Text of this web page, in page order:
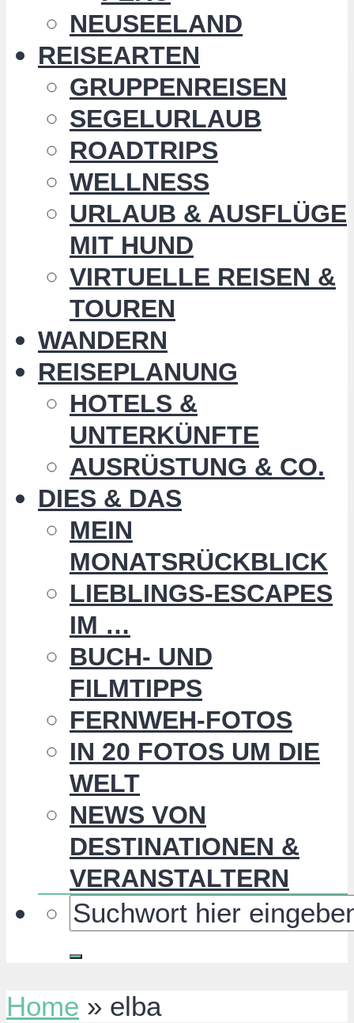
NEUSEELAND
REISEARTEN
GRUPPENREISEN
SEGELURLAUB
ROADTRIPS
WELLNESS
URLAUB & AUSFLÜGE
MIT HUND
VIRTUELLE REISEN &
TOUREN
WANDERN
REISEPLANUNG
HOTELS &
UNTERKÜNFTE
AUSRÜSTUNG & CO.
DIES & DAS
MEIN
MONATSRÜCKBLICK
LIEBLINGS-ESCAPES
IM …
BUCH- UND
FILMTIPPS
FERNWEH-FOTOS
IN 20 FOTOS UM DIE
WELT
NEWS VON
DESTINATIONEN &
VERANSTALTERN
Home » elba